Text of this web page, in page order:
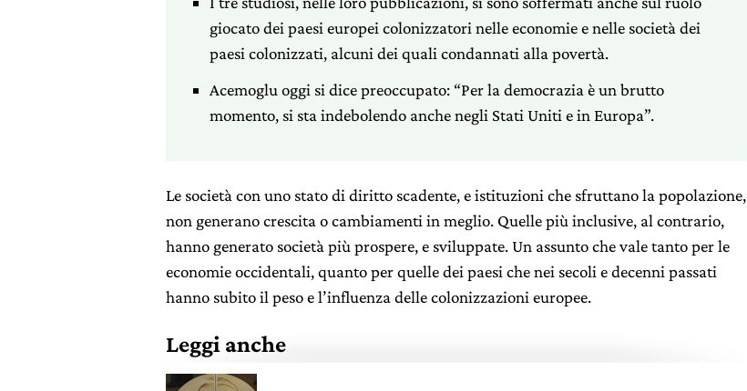
giocato dei paesi europei colonizzatori nelle economie e nelle società dei
paesi colonizzati, alcuni dei quali condannati alla povertà.
Acemoglu oggi si dice preoccupato: “Per la democrazia è un brutto
momento, si sta indebolendo anche negli Stati Uniti e in Europa”.
Le società con uno stato di diritto scadente, e istituzioni che sfruttano la popolazione,
non generano crescita o cambiamenti in meglio. Quelle più inclusive, al contrario,
hanno generato società più prospere, e sviluppate. Un assunto che vale tanto per le
economie occidentali, quanto per quelle dei paesi che nei secoli e decenni passati
hanno subito il peso e l’influenza delle colonizzazioni europee.
Leggi anche